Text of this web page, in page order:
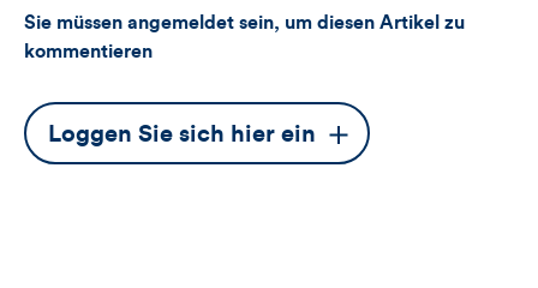
Sie müssen angemeldet sein, um diesen Artikel zu
kommentieren
Dieser
Button
Loggen Sie sich hier ein